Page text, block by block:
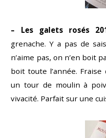
– Les galets rosés
grenache. Y a pas de
n’aime pas, on n’en boit
boit toute l’année.
un tour de moulin à
vivacité. Parfait sur une